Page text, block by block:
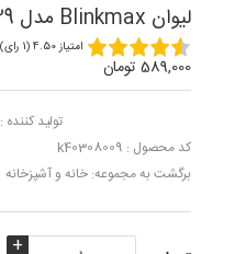
لیوان Blinkmax مدل B29
امتیاز 4.50 (1 رای)
589,000 تومان
تولید کننده :
کد محصول : k40308009
برگشت به مجموعه: خانه و آشپزخانه